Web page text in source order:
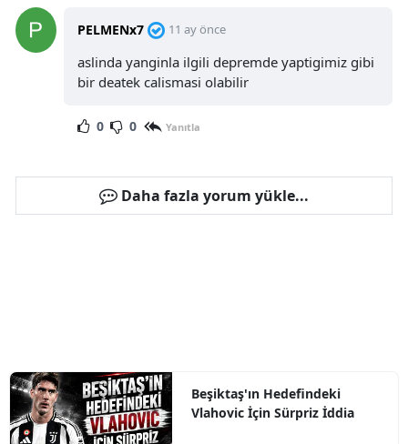
PELMENx7 11 ay önce
aslinda yanginla ilgili depremde yaptigimiz gibi
bir deatek calismasi olabilir
0 0 Yanıtla
Daha fazla yorum yükle...
Beşiktaş'ın Hedefindeki
Vlahovic İçin Sürpriz İddia